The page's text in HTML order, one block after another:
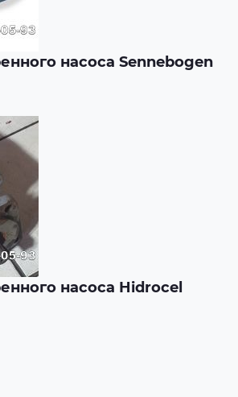
насоса Sennebogen
насоса Hidrocel